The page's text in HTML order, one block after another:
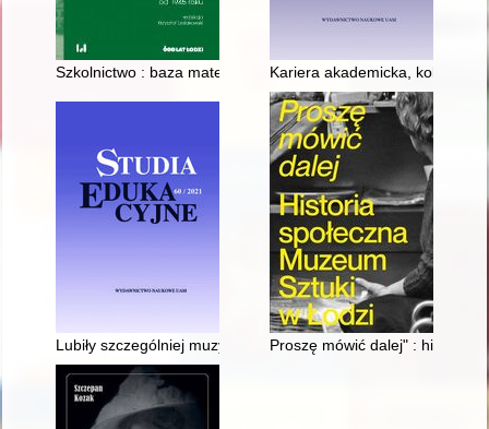
Szkolnictwo : baza materialna, kadra, sukcesy i porażki
Kariera akademicka, kobiety i
Lubiły szczególniej muzykę, która część ich wychowania
Proszę mówić dalej" : historia